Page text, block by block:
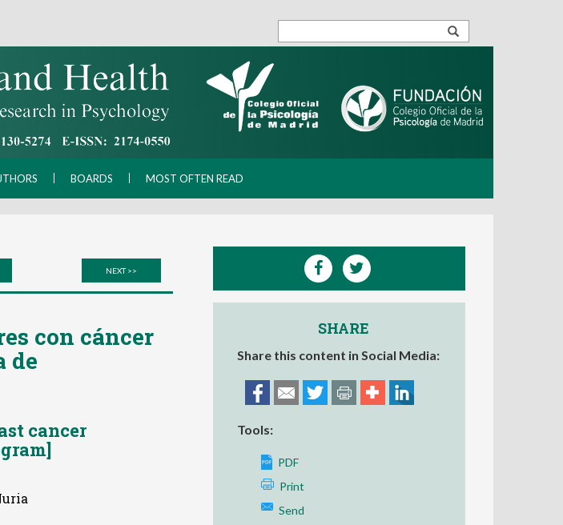
BOARDS MOST OFTEN READ
NEXT >>
con cáncer
de
cancer
SHARE
Share this content in Social Media:
Tools:
PDF
Print
Send